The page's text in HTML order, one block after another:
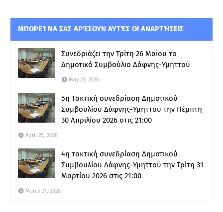
ΜΠΟΡΕΊ ΝΑ ΣΑΣ ΑΡΈΣΟΥΝ ΑΥΤΈΣ ΟΙ ΑΝΑΡΤΉΣΕΙΣ
Συνεδριάζει την Τρίτη 26 Μαΐου το
Δημοτικό Συμβούλιο Δάφνης-Υμηττού
May 23, 2026
5η Τακτική συνεδρίαση Δημοτικού
Συμβουλίου Δάφνης-Υμηττού την Πέμπτη
30 Απριλίου 2026 στις 21:00
April 25, 2026
4η τακτική συνεδρίαση Δημοτικού
Συμβουλίου Δάφνης-Υμηττού την Τρίτη 31
Μαρτίου 2026 στις 21:00
March 31, 2026